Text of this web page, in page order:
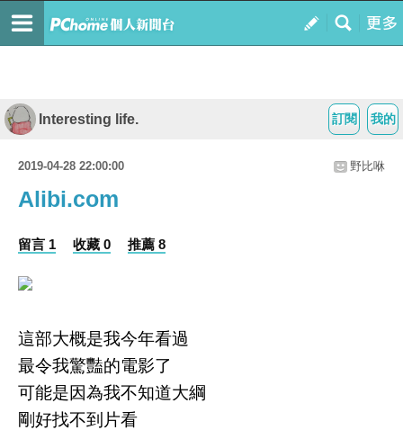
我的
訂閱
Interesting life.
2019-04-28 22:00:00 野比咻
Alibi.com
留言 1 收藏 0 推薦 8
這部大概是我今年看過
最令我驚豔的電影了
可能是因為我不知道大綱
剛好找不到片看